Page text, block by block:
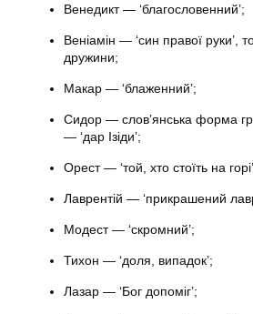
Венедикт — ‘благословенний’;
Веніамін — ‘син правої руки’,
дружини;
Макар — ‘блаженний’;
Сидор — слов’янська форма
— ‘дар Ізіди’;
Орест — ‘той, хто стоїть на
Лаврентій — ‘прикрашений
Модест — ‘скромний’;
Тихон — ‘доля, випадок’;
Лазар — ‘Бог допоміг’;